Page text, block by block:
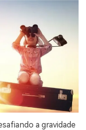
a gravidade